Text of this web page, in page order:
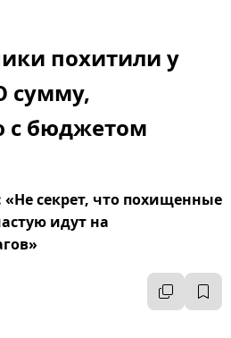
похитили у
сумму,
с бюджетом
секрет, что похищенные
идут на